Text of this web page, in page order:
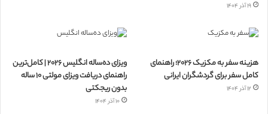
۱۹ آذر ۱۴۰۴
هزینه سفر به مکزیک ۲۰۲۶؛ راهنمای
کامل سفر برای گردشگران ایرانی
۱۲ آذر ۱۴۰۴
ویزای ده‌ساله انگلیس ۲۰۲۶ | کامل‌ترین
راهنمای دریافت ویزای مولتی ۱۰ ساله
بدون ریجکتی
۱۰ آذر ۱۴۰۴